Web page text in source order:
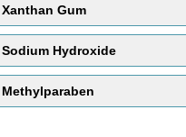
melembabkan memperbaiki
Xanthan Gum
Sodium Hydroxide
Methylparaben